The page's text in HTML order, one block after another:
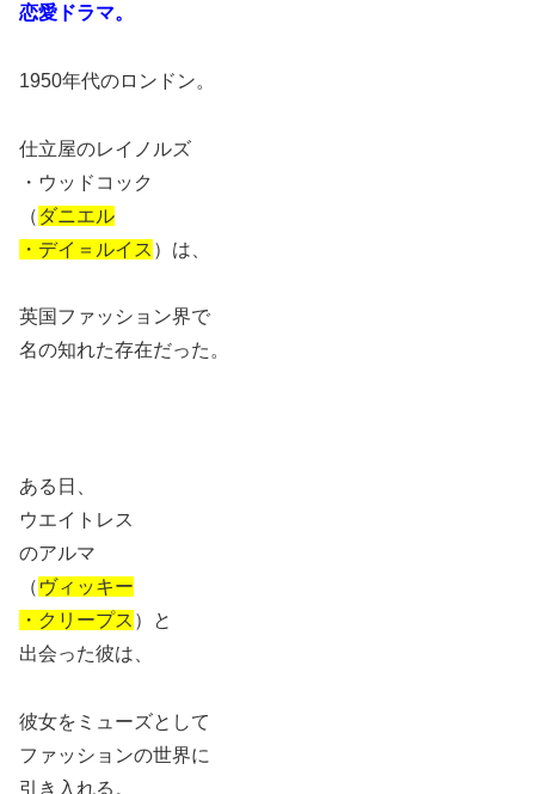
恋愛ドラマ。
1950年代のロンドン。
仕立屋のレイノルズ
・ウッドコック
（ ダニエル
・デイ＝ルイス ）は、
英国ファッション界で
名の知れた存在だった。
ある日、
ウエイトレス
のアルマ
（ ヴィッキー
・クリープス ）と
出会った彼は、
彼女をミューズとして
ファッションの世界に
引き入れる。